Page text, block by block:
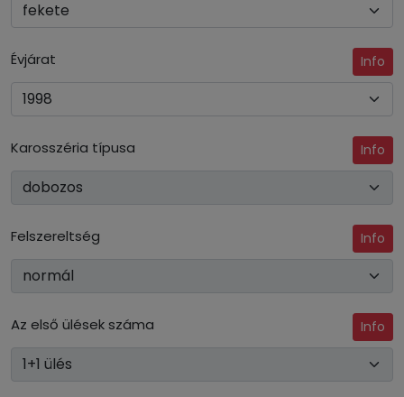
Évjárat Info
Karosszéria típusa Info
Felszereltség Info
Az első ülések száma Info